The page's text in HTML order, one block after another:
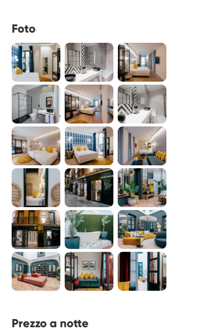
Foto
Prezzo a notte